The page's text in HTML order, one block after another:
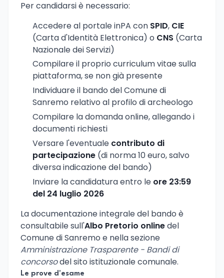
Per candidarsi è necessario:
Accedere al portale inPA con SPID, CIE
(Carta d'Identità Elettronica) o CNS (Carta
Nazionale dei Servizi)
Compilare il proprio curriculum vitae sulla
piattaforma, se non già presente
Individuare il bando del Comune di
Sanremo relativo al profilo di archeologo
Compilare la domanda online, allegando i
documenti richiesti
Versare l'eventuale contributo di
partecipazione (di norma 10 euro, salvo
diversa indicazione del bando)
Inviare la candidatura entro le ore 23:59
del 24 luglio 2026
La documentazione integrale del bando è
consultabile sull'Albo Pretorio onlinedel
Comune di Sanremo e nella sezione
Amministrazione Trasparente - Bandi di
concorsodel sito istituzionale comunale.
Le prove d'esame